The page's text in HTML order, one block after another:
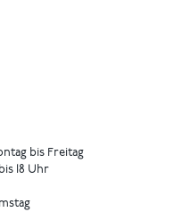
bis Freitag
bis 18 Uhr